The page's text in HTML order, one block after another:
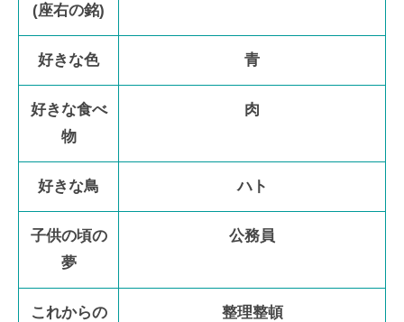
(座右の銘)
好きな色 青
好きな食べ
物
肉
好きな鳥 ハト
子供の頃の
夢
公務員
これからの
整理整頓